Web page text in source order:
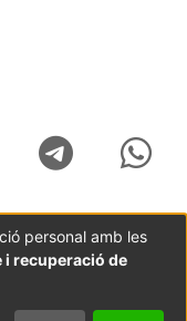
personal amb les
i recuperació de